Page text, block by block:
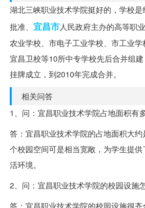
湖北三峡职业技术学院挺好的，学校
批准、 宜昌市人民政府主办的高等职
农业学校、市电子工业学校、市工业学
宜昌卫校等10所中专学校先后合并组
挂牌成立，到2010年完成合并。
相关问答
1、问：宜昌职业技术学院占地面积有
答：宜昌职业技术学院的占地面积大
个校园空间可是相当宽敞，为学生提
活环境。
2、问：宜昌职业技术学院的校园设施
答：宜昌职业技术学院的校园设施很